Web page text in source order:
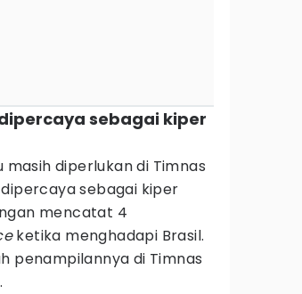
sebagai kiper
masih diperlukan di Timnas
sebagai kiper
mencatat 4
ketika menghadapi Brasil.
penampilannya di Timnas